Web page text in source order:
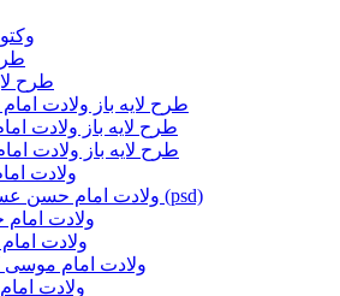
طرح
طرح لایه باز ولادت
طرح لایه باز ولادت
طرح لایه باز ولادت
ولادت
ولادت امام حسن عسکری (psd)
ولادت
ولادت
ولادت امام
ولادت